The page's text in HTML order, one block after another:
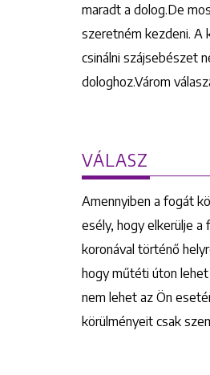
maradt a dolog.De
szeretném kezdeni. A
csinálni szájsebészet
dologhoz.Várom
VÁLASZ
Amennyiben a fogát
esély, hogy elkerülje
koronával történő
hogy műtéti úton
nem lehet az Ön
körülményeit csak